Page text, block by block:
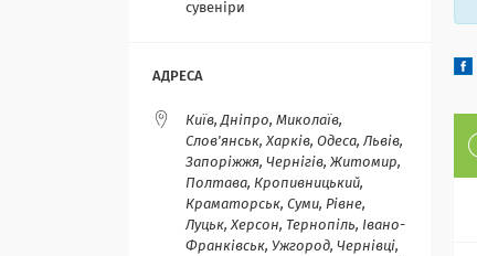
сувеніри
Київ, Дніпро, Миколаїв,
Слов'янськ, Харків, Одеса, Львів,
Запоріжжя, Чернігів, Житомир,
Полтава, Кропивницький,
Краматорськ, Суми, Рівне,
Луцьк, Херсон, Тернопіль, Івано-
Франківськ, Ужгород, Чернівці,